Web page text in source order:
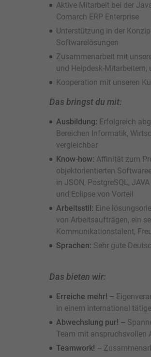
Aktive Mitarbeit bei der
Comarch ERP Enterprise
Unterstützung in der
Softwarelösungen
Zusammenarbeit mit
und Helpdesk-
Kooperation mit unseren
Das bringst du mit:
Ausbildung: Erfolgreich
Bereichen Informatik,
vergleichbar
Know-how: Affinität zum
objektorientierten
in JSON, PostgreSQL,
und Eclipse von Vorteil
Arbeitsstil: Eine
von Arbeitsaufträgen, ein
Kommunikationstalent,
Sprachen: Sehr gute
Das bieten wir:
Erreiche mehr! –
in einem international
Abwechslung pur! –
Team mit anspruchsvollen
Teamwork! –